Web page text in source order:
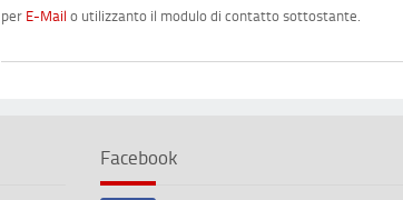
per E-Mail o utilizzanto il modulo di contatto sottostante.
Facebook